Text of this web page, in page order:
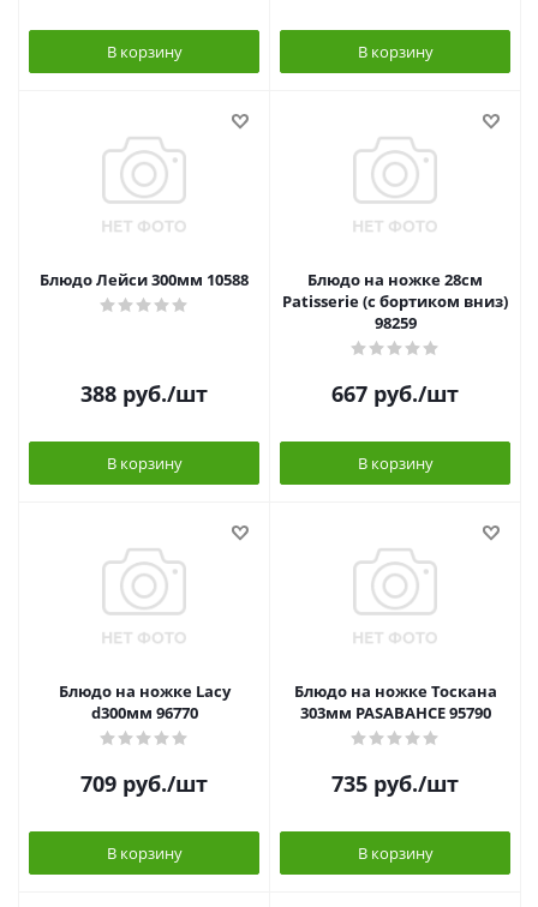
В корзину В корзину
Блюдо Лейси 300мм 10588
388 руб./шт
В корзину
Блюдо на ножке 28см
Patisserie (с бортиком вниз)
98259
667 руб./шт
В корзину
Блюдо на ножке Lacy
d300мм 96770
709 руб./шт
В корзину
Блюдо на ножке Тоскана
303мм PASABAHCE 95790
735 руб./шт
В корзину